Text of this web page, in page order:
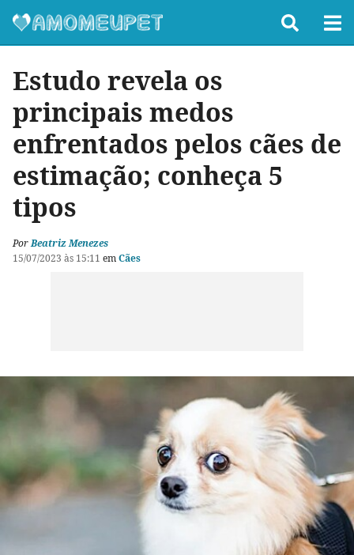
Estudo revela os
principais medos
enfrentados pelos cães de
estimação; conheça 5
tipos
PorBeatriz Menezes
15/07/2023 às 15:11 emCães